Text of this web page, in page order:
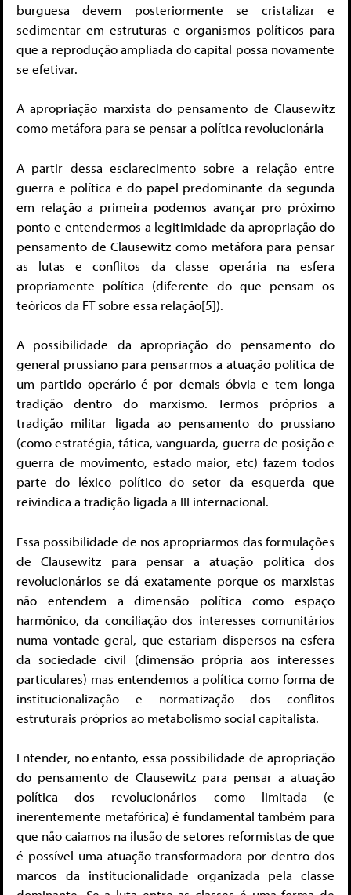
burguesa devem posteriormente se cristalizar e
sedimentar em estruturas e organismos políticos para
que a reprodução ampliada do capital possa novamente
se efetivar.
A apropriação marxista do pensamento de Clausewitz
como metáfora para se pensar a política revolucionária
A partir dessa esclarecimento sobre a relação entre
guerra e política e do papel predominante da segunda
em relação a primeira podemos avançar pro próximo
ponto e entendermos a legitimidade da apropriação do
pensamento de Clausewitz como metáfora para pensar
as lutas e conflitos da classe operária na esfera
propriamente política (diferente do que pensam os
teóricos da FT sobre essa relação[5]).
A possibilidade da apropriação do pensamento do
general prussiano para pensarmos a atuação política de
um partido operário é por demais óbvia e tem longa
tradição dentro do marxismo. Termos próprios a
tradição militar ligada ao pensamento do prussiano
(como estratégia, tática, vanguarda, guerra de posição e
guerra de movimento, estado maior, etc) fazem todos
parte do léxico político do setor da esquerda que
reivindica a tradição ligada a III internacional.
Essa possibilidade de nos apropriarmos das formulações
de Clausewitz para pensar a atuação política dos
revolucionários se dá exatamente porque os marxistas
não entendem a dimensão política como espaço
harmônico, da conciliação dos interesses comunitários
numa vontade geral, que estariam dispersos na esfera
da sociedade civil (dimensão própria aos interesses
particulares) mas entendemos a política como forma de
institucionalização e normatização dos conflitos
estruturais próprios ao metabolismo social capitalista.
Entender, no entanto, essa possibilidade de apropriação
do pensamento de Clausewitz para pensar a atuação
política dos revolucionários como limitada (e
inerentemente metafórica) é fundamental também para
que não caiamos na ilusão de setores reformistas de que
é possível uma atuação transformadora por dentro dos
marcos da institucionalidade organizada pela classe